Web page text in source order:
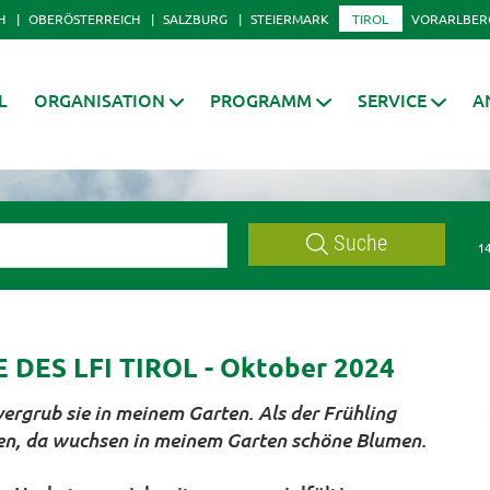
OBERÖSTERREICH SALZBURG STEIERMARK TIROL
ORGANISATION PROGRAMM SERVICE
Suche
DES LFI TIROL - Oktober 2024
sie in meinem Garten. Als der Frühling
da wuchsen in meinem Garten schöne Blumen.